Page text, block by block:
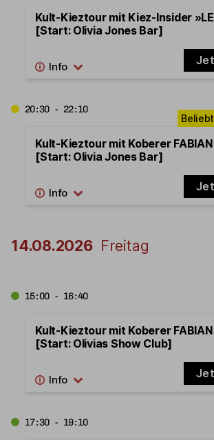
Kult-Kieztour mit Kiez-Insider
[Start: Olivia Jones Bar]
20:30 - 22:10
Kult-Kieztour mit Koberer FABIAN
[Start: Olivia Jones Bar]
14.08.2026 Freitag
15:00 - 16:40
Kult-Kieztour mit Koberer FABIAN
[Start: Olivias Show Club]
17:30 - 19:10